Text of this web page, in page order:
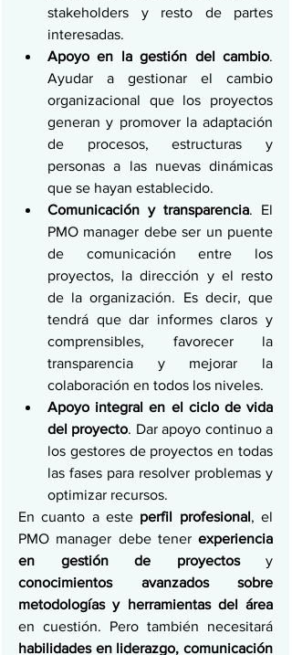
stakeholders y resto de partes
interesadas.
Apoyo en la gestión del cambio.
Ayudar a gestionar el cambio
organizacional que los proyectos
generan y promover la adaptación
de procesos, estructuras y
personas a las nuevas dinámicas
que se hayan establecido.
Comunicación y transparencia. El
PMO manager debe ser un puente
de comunicación entre los
proyectos, la dirección y el resto
de la organización. Es decir, que
tendrá que dar informes claros y
comprensibles, favorecer la
transparencia y mejorar la
colaboración en todos los niveles.
Apoyo integral en el ciclo de vida
del proyecto. Dar apoyo continuo a
los gestores de proyectos en todas
las fases para resolver problemas y
optimizar recursos.
En cuanto a este perfil profesional, el
PMO manager debe tener experiencia
en gestión de proyectos
conocimientos avanzados sobre
metodologías y herramientas del área
habilidades en liderazgo, comunicación